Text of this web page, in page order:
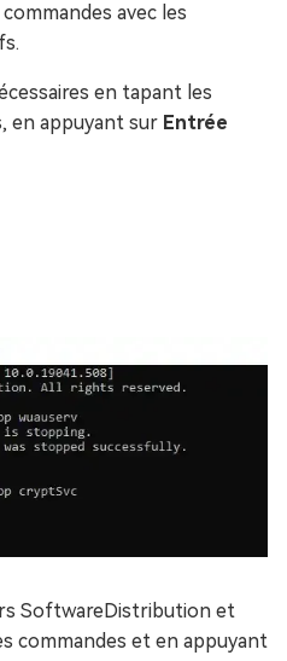
avec les
en tapant les
en appuyant sur Entrée
SoftwareDistribution et
commandes et en appuyant